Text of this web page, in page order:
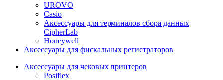
UROVO
Casio
Аксессуары для терминалов сбора данных
CipherLab
Honeywell
Аксессуары для фискальных регистраторов
Аксессуары для чековых принтеров
Posiflex